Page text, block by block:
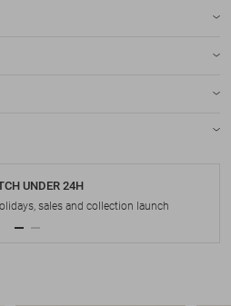
UNDER 24H
sales and collection launch